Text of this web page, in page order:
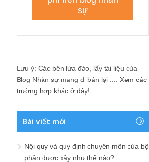
Lưu ý: Các bên lừa đảo, lấy tài liệu của
Blog Nhân sự mang đi bán lại .... Xem các
trường hợp khác ở đây!
Bài viết mới
Nội quy và quy định chuyên môn của bộ
phận được xây như thế nào?